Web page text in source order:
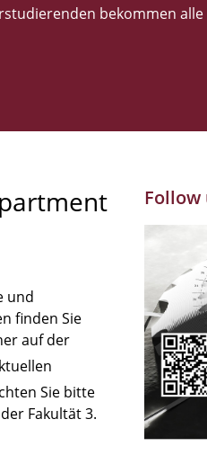
bekommen
und
finden Sie
auf der
Sie bitte
der Fakultät 3.
Follow